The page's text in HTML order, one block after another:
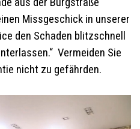
Missgeschick in unserer
den Schaden blitzschnell
Vermeiden Sie
nicht zu gefährden.